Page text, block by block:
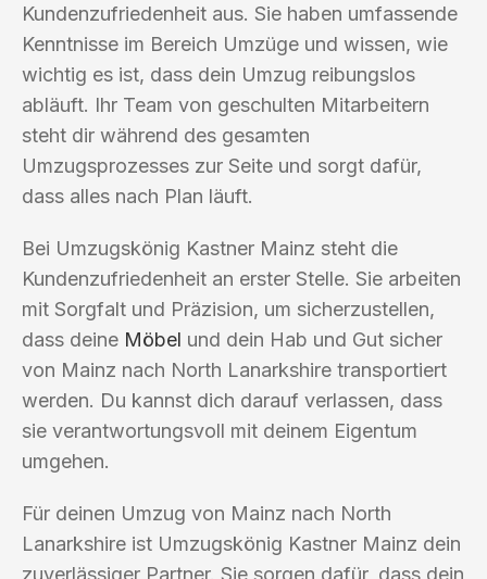
Kundenzufriedenheit aus. Sie haben umfassende
Kenntnisse im Bereich Umzüge und wissen, wie
wichtig es ist, dass dein Umzug reibungslos
abläuft. Ihr Team von geschulten Mitarbeitern
steht dir während des gesamten
Umzugsprozesses zur Seite und sorgt dafür,
dass alles nach Plan läuft.
Bei Umzugskönig Kastner Mainz steht die
Kundenzufriedenheit an erster Stelle. Sie arbeiten
mit Sorgfalt und Präzision, um sicherzustellen,
dass deine Möbel und dein Hab und Gut sicher
von Mainz nach North Lanarkshire transportiert
werden. Du kannst dich darauf verlassen, dass
sie verantwortungsvoll mit deinem Eigentum
umgehen.
Für deinen Umzug von Mainz nach North
Lanarkshire ist Umzugskönig Kastner Mainz dein
zuverlässiger Partner. Sie sorgen dafür, dass dein